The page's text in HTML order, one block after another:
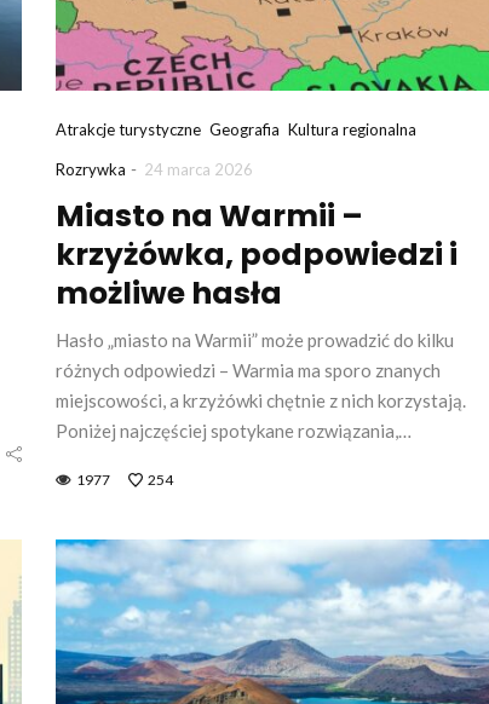
Atrakcje turystyczne Geografia Kultura regionalna
Rozrywka - 24 marca 2026
Miasto na Warmii –
krzyżówka, podpowiedzi i
możliwe hasła
Hasło „miasto na Warmii” może prowadzić do kilku
różnych odpowiedzi – Warmia ma sporo znanych
miejscowości, a krzyżówki chętnie z nich korzystają.
Poniżej najczęściej spotykane rozwiązania,…
1977 254